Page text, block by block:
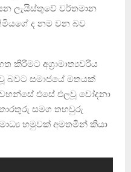
ලැයිස්තුවේ වර්තමාන
ද නම වන බව
කිරීමට අග්‍රාමාත්‍යවරිය
බවට සමාජයේ මතයක්
එසේ එලවූ චෝදනා
සමග තහවුරු
හමුවක් අමතමින් කියා